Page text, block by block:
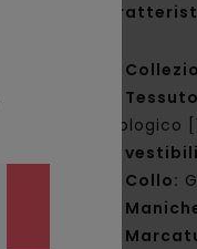
biologico
Collo: